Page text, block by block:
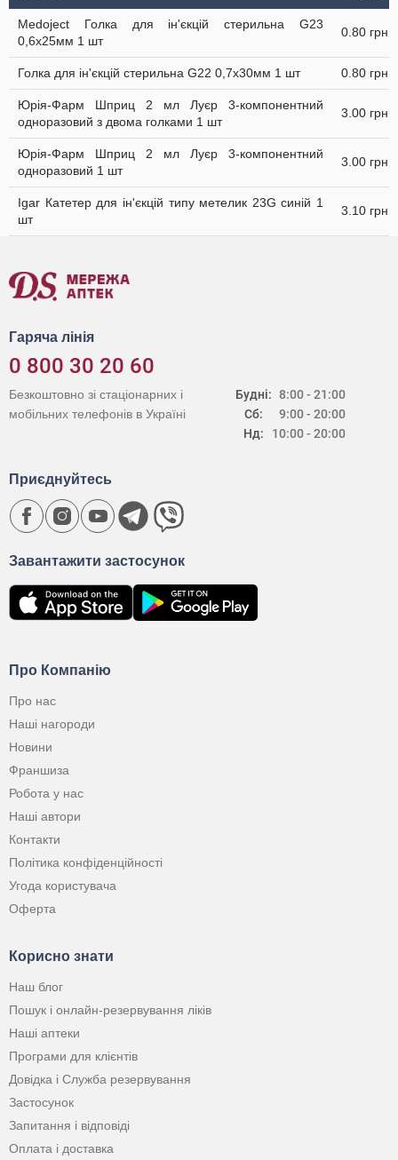
Medoject Голка для ін'єкцій стерильна G23
0,6х25мм 1 шт
0.80 грн
Голка для ін'єкцій стерильна G22 0,7х30мм 1 шт 0.80 грн
Юрія-Фарм Шприц 2 мл Луєр 3-компонентний
одноразовий з двома голками 1 шт
3.00 грн
Юрія-Фарм Шприц 2 мл Луєр 3-компонентний
одноразовий 1 шт
3.00 грн
Igar Катетер для ін'єкцій типу метелик 23G синій 1
шт
3.10 грн
Гаряча лінія
0 800 30 20 60
Будні:
Сб:
Нд:
8:00 - 21:00
9:00 - 20:00
10:00 - 20:00
Безкоштовно зі стаціонарних і
мобільних телефонів в Україні
Про Компанію
Про нас
Наші нагороди
Новини
Франшиза
Робота у нас
Наші автори
Контакти
Політика конфіденційності
Угода користувача
Оферта
Корисно знати
Наш блог
Пошук і онлайн-резервування ліків
Наші аптеки
Програми для клієнтів
Довідка і Служба резервування
Застосунок
Запитання і відповіді
Оплата і доставка
Завантажити застосунок
Приєднуйтесь